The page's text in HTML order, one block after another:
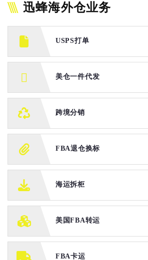
迅蜂海外仓业务
USPS打单
美仓一件代发
跨境分销
FBA退仓换标
海运拆柜
美国FBA转运
FBA卡运